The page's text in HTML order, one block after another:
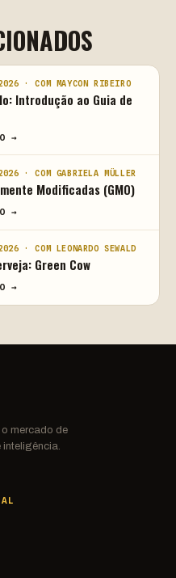
· COM MAYCON RIBEIRO
Introdução ao Guia de
→
· COM GABRIELA MÜLLER
Modificadas (GMO)
→
· COM LEONARDO SEWALD
Green Cow
→
mercado de
inteligência.